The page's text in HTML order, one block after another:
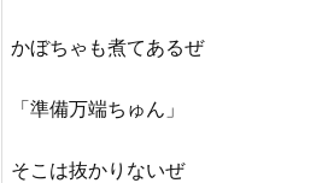
かぼちゃも煮てあるぜ
「準備万端ちゅん」
そこは抜かりないぜ